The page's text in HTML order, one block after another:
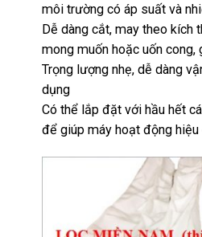
môi trường có áp suất và
Dễ dàng cắt, may theo kích
mong muốn hoặc uốn cong,
Trọng lượng nhẹ, dễ dàng
dụng
Có thể lắp đặt với hầu hết
để giúp máy hoạt động hiệu